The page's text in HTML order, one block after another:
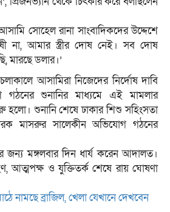
সোহেল রানা সাংবাদিকদের উদ্দেশে
না, আমার স্ত্রীর দোষ নেই। সব দোষ
মারছে ডলার।’
আসামিরা নিজেদের নির্দোষ দাবি
শুনানির মাধ্যমে এই মামলার
হলো। শুনানি শেষে ঢাকার শিশু সহিংসতা
মাসরুর সালেকীন অভিযোগ গঠনের
জন্য মঙ্গলবার দিন ধার্য করেন আদালত।
আত্মপক্ষ ও যুক্তিতর্ক শেষে রায় ঘোষণা
নামছে ব্রাজিল, খেলা যেখানে দেখবেন